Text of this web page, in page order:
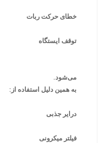
خطای حرکت ربات
توقف ایستگاه
می‌شود.
به همین دلیل استفاده از:
درایر جذبی
فیلتر میکرونی